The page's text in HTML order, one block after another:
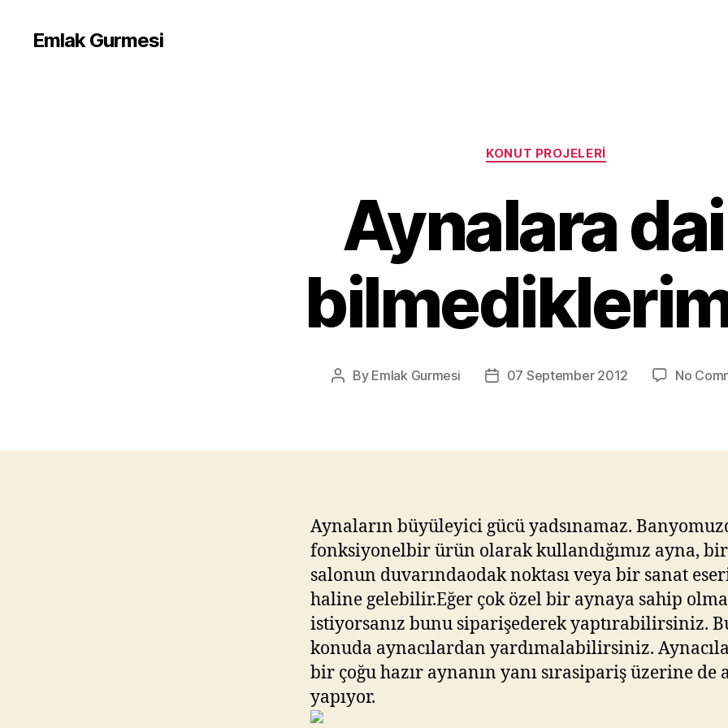
Emlak Gurmesi
Categories
KONUT PROJELERI
Aynalara
Post
By Emlak Gurmesi
Post07 September 2012 No
Aynaların büyüleyici gücü yadsınamaz.
fonksiyonelbir ürün olarak kullandığımız ayna, bir
salonun duvarındaodak noktası veya bir sanat
haline gelebilir.Eğer çok özel bir aynaya sahip
istiyorsanız bunu siparişederek yaptırabilirsiniz.
konuda aynacılardan yardımalabilirsiniz.
bir çoğu hazır aynanın yanı sırasipariş üzerine de
yapıyor.